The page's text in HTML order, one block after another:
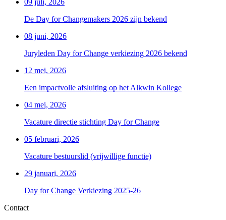
09 juli, 2026
De Day for Changemakers 2026 zijn bekend
08 juni, 2026
Juryleden Day for Change verkiezing 2026 bekend
12 mei, 2026
Een impactvolle afsluiting op het Alkwin Kollege
04 mei, 2026
Vacature directie stichting Day for Change
05 februari, 2026
Vacature bestuurslid (vrijwillige functie)
29 januari, 2026
Day for Change Verkiezing 2025-26
Contact